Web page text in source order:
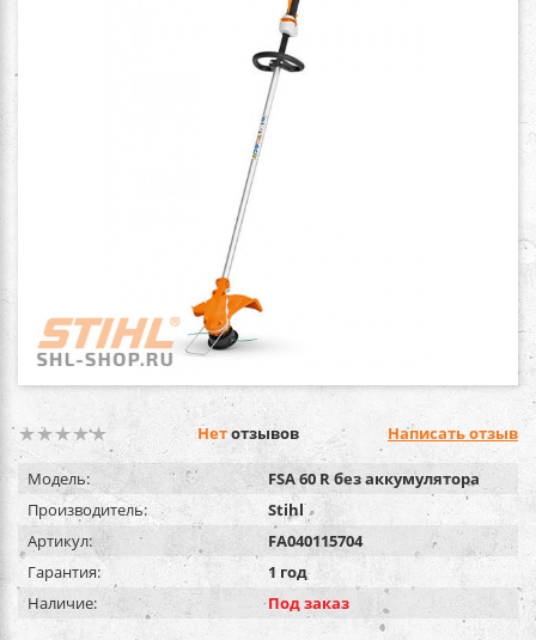
Нетотзывов Написать отзыв
Модель:
FSA 60 R без аккумулятора
Производитель:
Stihl
Артикул:
FA040115704
Гарантия:
1 год
Наличие:
Под заказ